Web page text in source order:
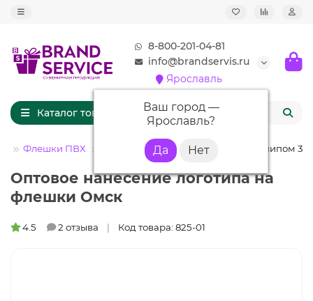
8-800-201-04-81
info@brandservis.ru
Ярославль
Ваш город —
Ярославль?
Каталог товаров
Флешки ПВХ Флешка PVC002 (красный 186 c) с чипом 32
Оптовое нанесение логотипа на
флешки Омск
4.5 2 отзыва Код товара: 825-01